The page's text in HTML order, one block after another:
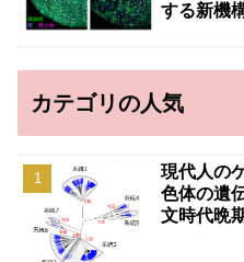
する新機
カテゴリの人気
現代人の
色体の遺
文時代晩